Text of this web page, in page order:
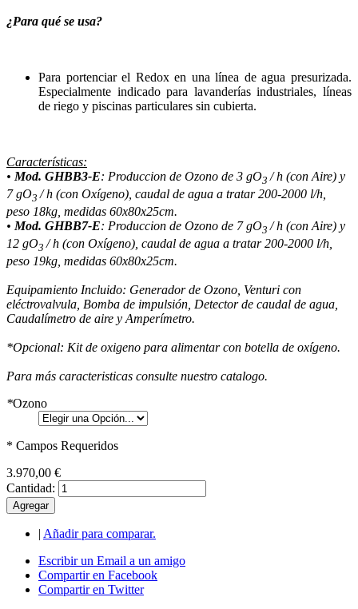
¿Para qué se usa?
Para portenciar el Redox en una línea de agua presurizada.
Especialmente indicado para lavanderías industriales, líneas
de riego y piscinas particulares sin cubierta.
Características:
• Mod. GHBB3-E: Produccion de Ozono de 3 gO3/ h (con Aire) y
7gO3/ h (con Oxígeno) , caudal de agua a tratar 200-2000 l/h,
peso 18kg, medidas 60x80x25cm.
• Mod. GHBB7-E: Produccion de Ozono de 7 gO3/ h (con Aire) y
12 gO3/ h (con Oxígeno) , caudal de agua a tratar 200-2000 l/h,
peso 19kg, medidas 60x80x25cm.
Equipamiento Incluido: Generador de Ozono, Venturi con
eléctrovalvula, Bomba de impulsión, Detector de caudal de agua,
Caudalímetro de aire y Amperímetro.
*Opcional: Kit de oxigeno para alimentar con botella de oxígeno.
Para más caracteristicas consulte nuestro catalogo.
*Ozono
* Campos Requeridos
3.970,00 €
Cantidad:
Agregar
| Añadir para comparar.
Escribir un Email a un amigo
Compartir en Facebook
Compartir en Twitter